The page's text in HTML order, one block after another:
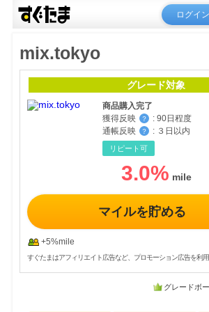
ログイン
mix.tokyo
グレード対象
商品購入完了
獲得反映
？ : 90日程度
通帳反映
？ : ３日以内
リピート可
3.0%
マイルを貯める
+5%mile
すぐたまはアフィリエイト広告など、プロモーション広告を利
グレードボ